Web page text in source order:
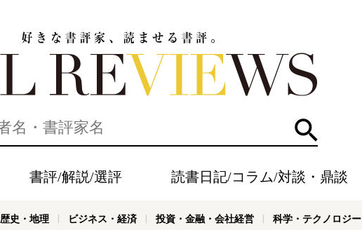
検索
書評/解説/選評 読書日記/コラム/対談・鼎談
歴史・地理 ビジネス・経済 投資・金融・会社経営 科学・テクノロジー